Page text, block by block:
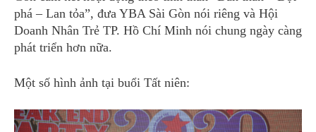
phá – Lan tỏa”, đưa YBA Sài Gòn nói riêng và Hội
Doanh Nhân Trẻ TP. Hồ Chí Minh nói chung ngày càng
phát triển hơn nữa.
Một số hình ảnh tại buổi Tất niên: